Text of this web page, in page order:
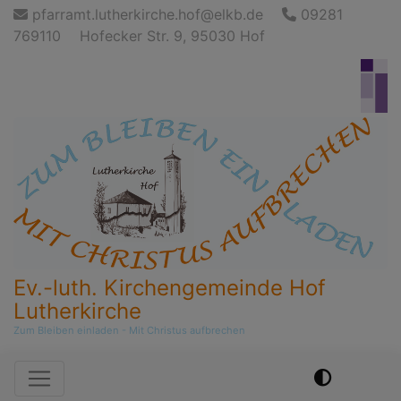
Direkt
zum
pfarramt.lutherkirche.hof@elkb.de
09281
769110
Hofecker Str. 9, 95030 Hof
Ev.-luth. Kirchengemeinde Hof
Lutherkirche
Zum Bleiben einladen - Mit Christus aufbrechen
Hauptnavigation